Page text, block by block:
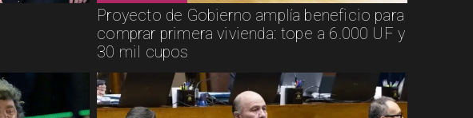
Proyecto de Gobierno amplía beneficio para
comprar primera vivienda: tope a 6.000 UF y
30 mil cupos